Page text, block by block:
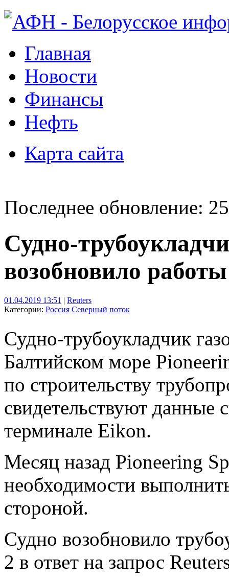
Главная
Новости
Финансы
Нефть
Карта сайта
Последнее обновление:
Судно-
возобновило
01.04.2019 13:51 | Reuters
Категории: Россия Северный поток
Судно-трубоукладчик
Балтийском море
по строительству
свидетельствуют данные
терминале Eikon.
Месяц назад Pioneering
необходимости
стороной.
Судно возобновило
2 в ответ на запрос